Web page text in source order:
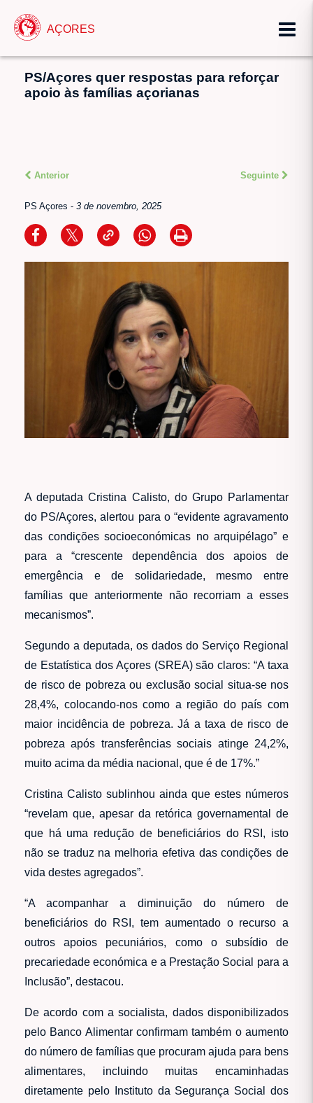
AÇORES
PS/Açores quer respostas para reforçar
apoio às famílias açorianas
Anterior Seguinte
PS Açores - 3 de novembro, 2025
A deputada Cristina Calisto, do Grupo Parlamentar
do PS/Açores, alertou para o “evidente agravamento
das condições socioeconómicas no arquipélago” e
para a “crescente dependência dos apoios de
emergência e de solidariedade, mesmo entre
famílias que anteriormente não recorriam a esses
mecanismos”.
Segundo a deputada, os dados do Serviço Regional
de Estatística dos Açores (SREA) são claros: “A taxa
de risco de pobreza ou exclusão social situa-se nos
28,4%, colocando-nos como a região do país com
maior incidência de pobreza. Já a taxa de risco de
pobreza após transferências sociais atinge 24,2%,
muito acima da média nacional, que é de 17%.”
Cristina Calisto sublinhou ainda que estes números
“revelam que, apesar da retórica governamental de
que há uma redução de beneficiários do RSI, isto
não se traduz na melhoria efetiva das condições de
vida destes agregados”.
“A acompanhar a diminuição do número de
beneficiários do RSI, tem aumentado o recurso a
outros apoios pecuniários, como o subsídio de
precariedade económica e a Prestação Social para a
Inclusão”, destacou.
De acordo com a socialista, dados disponibilizados
pelo Banco Alimentar confirmam também o aumento
do número de famílias que procuram ajuda para bens
alimentares, incluindo muitas encaminhadas
diretamente pelo Instituto da Segurança Social dos